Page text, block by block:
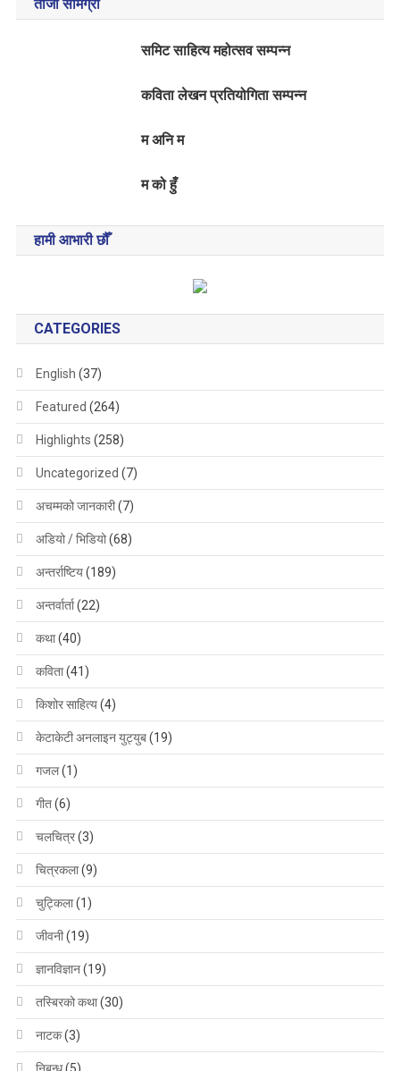
ताजा सामग्री
समिट साहित्य महोत्सव सम्पन्न
कविता लेखन प्रतियोगिता सम्पन्न
म अनि म
म को हुँ
हामी आभारी छौँ
CATEGORIES
English (37)
Featured (264)
Highlights (258)
Uncategorized (7)
अचम्मको जानकारी(7)
अडियो / भिडियो(68)
अन्तर्राष्टिय(189)
अन्तर्वार्ता(22)
कथा(40)
कविता(41)
किशोर साहित्य(4)
केटाकेटी अनलाइन युट्युब(19)
गजल(1)
गीत(6)
चलचित्र(3)
चित्रकला(9)
चुट्किला(1)
जीवनी(19)
ज्ञानविज्ञान(19)
तस्बिरको कथा(30)
नाटक(3)